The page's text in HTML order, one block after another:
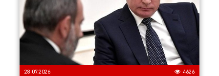
28.07.2026 4626